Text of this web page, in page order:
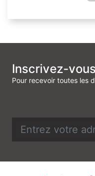
Inscrivez-
Pour recevoir toutes les